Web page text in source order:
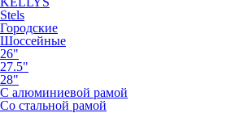
Stels
Городские
Шоссейные
26"
27.5"
28"
С алюминиевой рамой
Со стальной рамой